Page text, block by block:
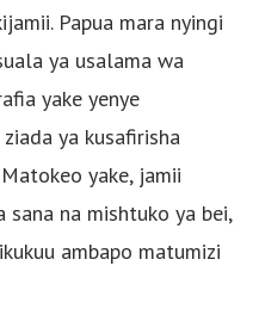
Papua mara nyingi
ya usalama wa
yake yenye
ya kusafirisha
yake, jamii
na mishtuko ya bei,
ambapo matumizi